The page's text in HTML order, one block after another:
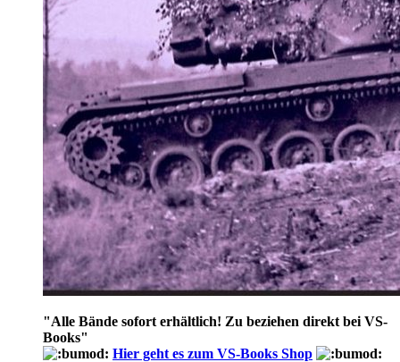
"Alle Bände sofort erhältlich! Zu beziehen direkt bei VS-
Books"
Hier geht es zum VS-Books Shop